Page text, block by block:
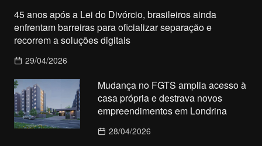
45 anos após a Lei do Divórcio, brasileiros ainda
enfrentam barreiras para oficializar separação e
recorrem a soluções digitais
29/04/2026
Mudança no FGTS amplia acesso à
casa própria e destrava novos
empreendimentos em Londrina
28/04/2026